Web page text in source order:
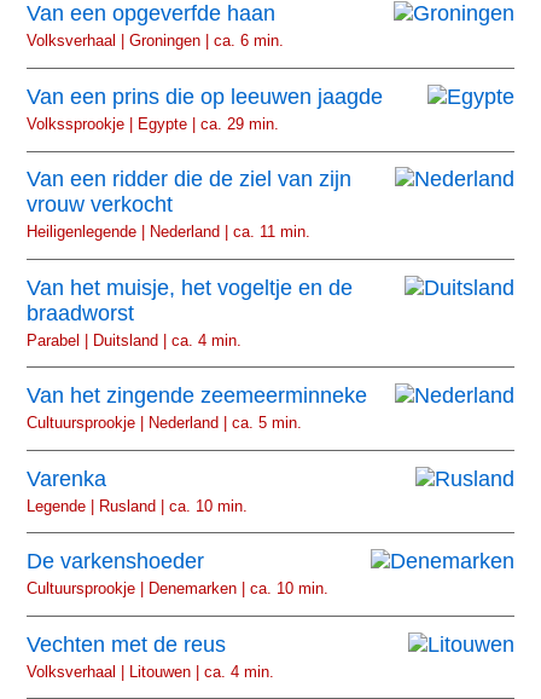
Van een opgeverfde haan
Volksverhaal | Groningen | ca. 6 min.
Van een prins die op leeuwen jaagde
Volkssprookje | Egypte | ca. 29 min.
Van een ridder die de ziel van zijn
vrouw verkocht
Heiligenlegende | Nederland | ca. 11 min.
Van het muisje, het vogeltje en de
braadworst
Parabel | Duitsland | ca. 4 min.
Van het zingende zeemeerminneke
Cultuursprookje | Nederland | ca. 5 min.
Varenka
Legende | Rusland | ca. 10 min.
De varkenshoeder
Cultuursprookje | Denemarken | ca. 10 min.
Vechten met de reus
Volksverhaal | Litouwen | ca. 4 min.